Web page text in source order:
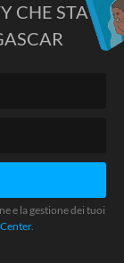
CHE STA
e la gestione dei tuoi
.